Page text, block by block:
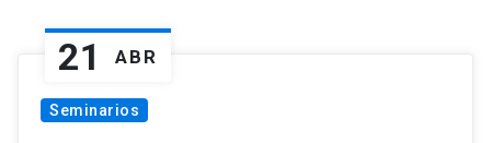
21 ABR
Seminarios